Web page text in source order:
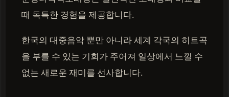
때 독특한 경험을 제공합니다.
한국의 대중음악 뿐만 아니라 세계 각국의 히트곡
을 부를 수 있는 기회가 주어져 일상에서 느낄 수
없는 새로운 재미를 선사합니다.